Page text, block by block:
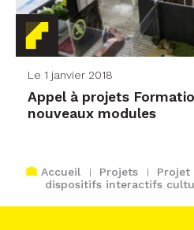
Le 1 janvier 2018
Appel à projets
nouveaux modules
Accueil Projets
Projet
dispositifs interactifs